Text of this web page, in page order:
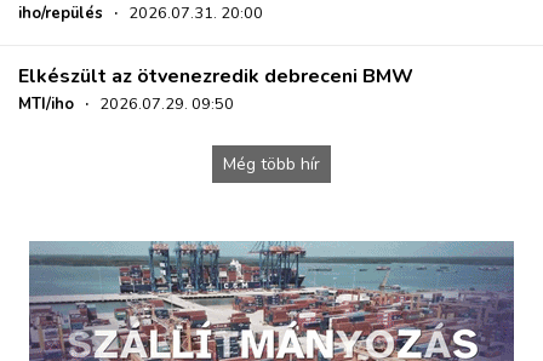
iho/repülés · 2026.07.31. 20:00
Elkészült az ötvenezredik debreceni BMW
MTI/iho · 2026.07.29. 09:50
Még több hír